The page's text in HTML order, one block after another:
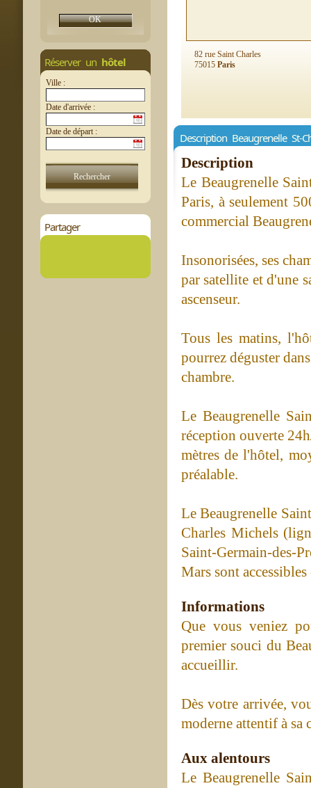
Réserver un hôtel
Ville :
Date d'arrivée :
Date de départ :
Partager
82 rue Saint Charles
75015 Paris
Description Beaugrenelle St-
Description
Le Beaugrenelle
Paris, à seulement
commercial
Insonorisées, ses
par satellite et d'une
ascenseur.
Tous les matins,
pourrez déguster
chambre.
Le Beaugrenelle
réception ouverte
mètres de l'hôtel,
préalable.
Le Beaugrenelle
Charles Michels
Saint-Germain-des-
Mars sont
Informations
Que vous veniez
premier souci du
accueillir.
Dès votre arrivée,
moderne attentif à sa
Aux alentours
Le Beaugrenelle